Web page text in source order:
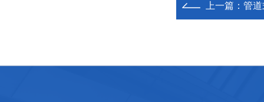
上一篇： 管